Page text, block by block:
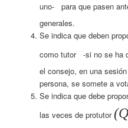
uno-
para que pasen
generales.
Se indica que deben
como tutor
-si no se ha
el consejo, en una
persona, se somete a
Se indica que debe
las veces de protutor